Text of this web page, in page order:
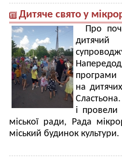
Дитяче свято у
Про
програми
на
і провели
міської ради, Рада
міський будинок культури.